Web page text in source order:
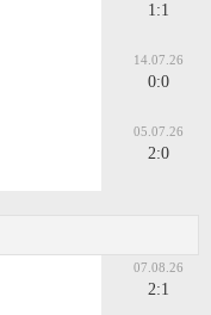
1:1
14.07.26
0:0
05.07.26
2:0
07.08.26
2:1